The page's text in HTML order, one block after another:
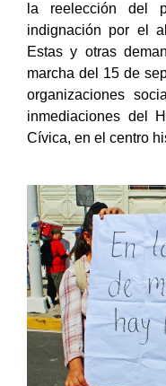
la reelección del
indignación por el
Estas y otras
marcha del 15 de
organizaciones
inmediaciones del
Cívica, en el centro